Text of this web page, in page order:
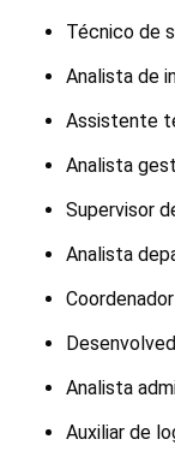
Técnico de
Analista de
Assistente
Analista
Supervisor
Analista
Analista
Auxiliar de